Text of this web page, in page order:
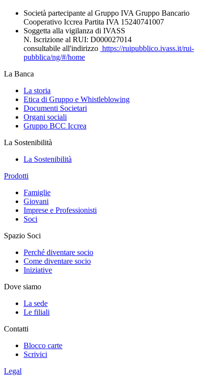
Società partecipante al Gruppo IVA Gruppo Bancario
Cooperativo Iccrea Partita IVA 15240741007
Soggetta alla vigilanza di IVASS
N. Iscrizione al RUI: D000027014
consultabile all'indirizzo https://ruipubblico.ivass.it/rui-
pubblica/ng/#/home
La Banca
La storia
Etica di Gruppo e Whistleblowing
Documenti Societari
Organi sociali
Gruppo BCC Iccrea
La Sostenibilità
La Sostenibilità
Prodotti
Famiglie
Giovani
Imprese e Professionisti
Soci
Spazio Soci
Perché diventare socio
Come diventare socio
Iniziative
Dove siamo
La sede
Le filiali
Contatti
Blocco carte
Scrivici
Legal